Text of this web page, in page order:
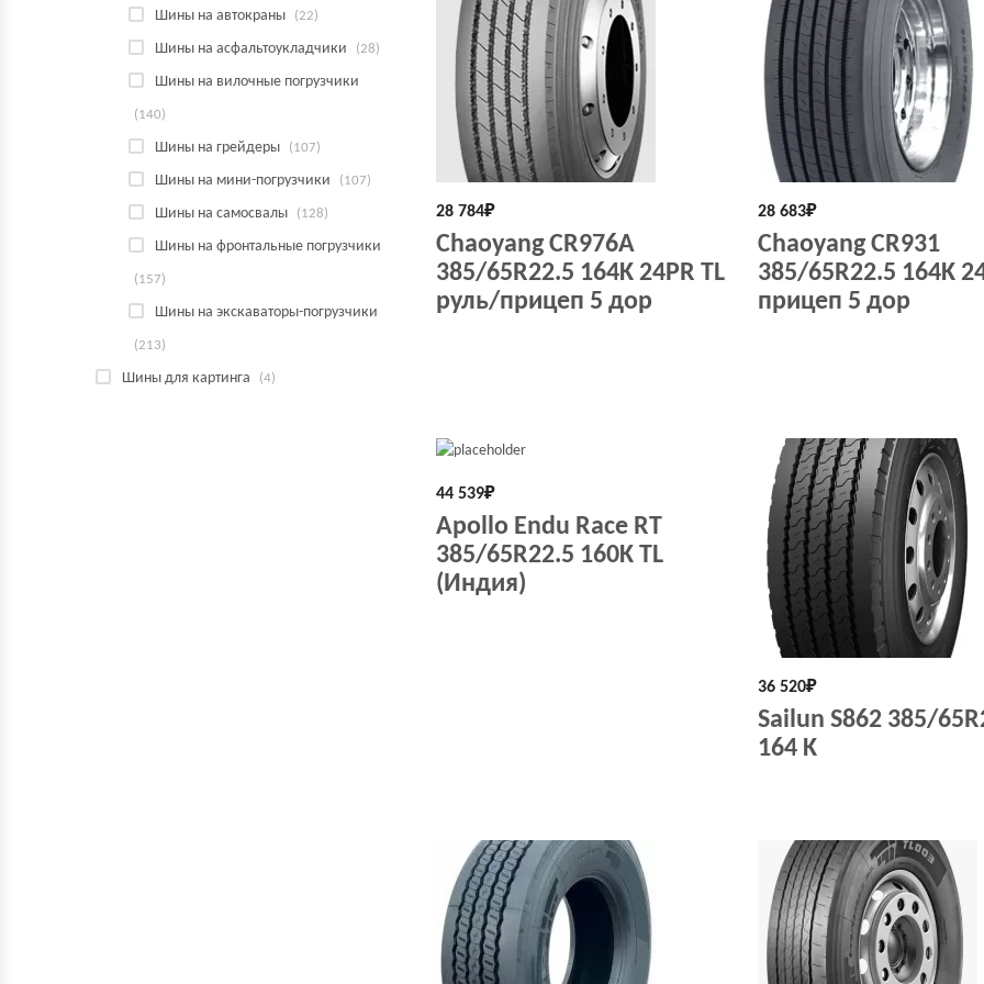
28 784₽
Chaoyang CR976A
385/65R22.5 164K 24PR TL
руль/прицеп 5 дор
28 683₽
Chaoyang CR931
385/65R22.5 164K
прицеп 5 дор
44 539₽
Apollo Endu Race RT
385/65R22.5 160K TL
(Индия)
36 520₽
Sailun S862 385/
164 K
Шины на автокраны (22)
Шины на асфальтоукладчики (28)
Шины на вилочные погрузчики
(140)
Шины на грейдеры (107)
Шины на мини-погрузчики (107)
Шины на самосвалы (128)
Шины на фронтальные погрузчики
(157)
Шины на экскаваторы-погрузчики
(213)
Шины для картинга (4)